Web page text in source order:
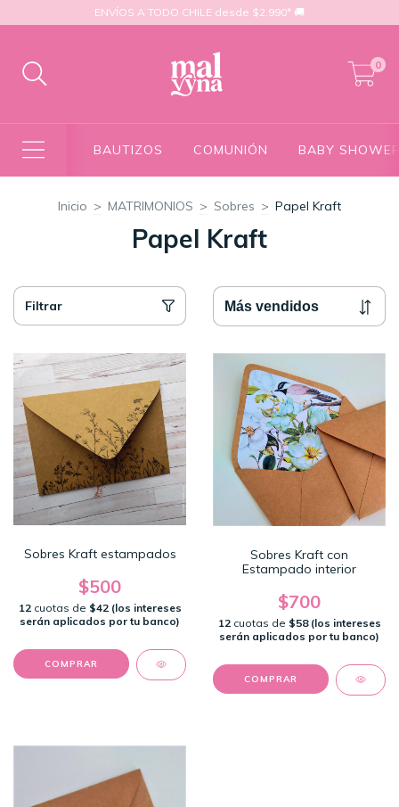
ENVÍOS A TODO CHILE desde $2.990* 🚚
0
BAUTIZOS COMUNIÓN BABY
Inicio > MATRIMONIOS > Sobres > Papel Kraft
Papel Kraft
Filtrar
Sobres Kraft estampados
$500
12 cuotas de $42 (los intereses
serán aplicados por tu banco)
Sobres Kraft con
Estampado interior
$700
12 cuotas de $58 (los intereses
serán aplicados por tu banco)